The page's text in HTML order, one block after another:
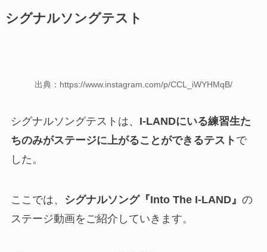
シグナルソングテスト
出典：https://www.instagram.com/p/CCL_iWYHMqB/
シグナルソングテストは、 I-LANDにいる練習生た
ちのみがステージに上がることができるテスト で
した。
ここでは、 シグナルソング『Into The I-LAND』 の
ステージ動画をご紹介していきます。